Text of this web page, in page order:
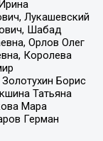
Лукашевский
Шабад
Орлов Олег
Королева
Борис
Татьяна
Мара
Герман